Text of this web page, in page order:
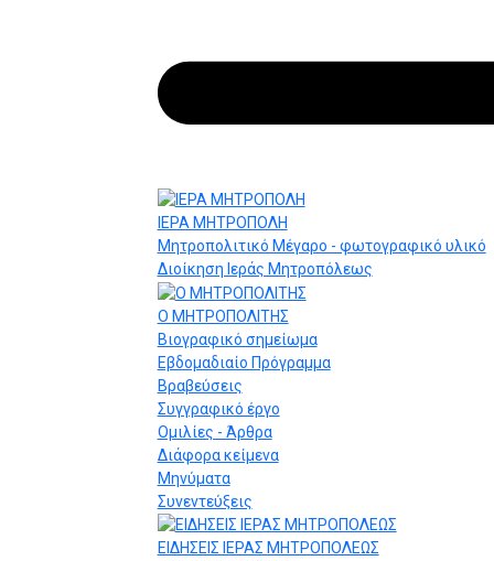
ΙΕΡΑ ΜΗΤΡΟΠΟΛΗ
Μητροπολιτικό Μέγαρο - φωτογραφικό υλικό
Διοίκηση Ιεράς Μητροπόλεως
Ο ΜΗΤΡΟΠΟΛΙΤΗΣ
Βιογραφικό σημείωμα
Εβδομαδιαίο Πρόγραμμα
Βραβεύσεις
Συγγραφικό έργο
Ομιλίες - Άρθρα
Διάφορα κείμενα
Μηνύματα
Συνεντεύξεις
ΕΙΔΗΣΕΙΣ ΙΕΡΑΣ ΜΗΤΡΟΠΟΛΕΩΣ